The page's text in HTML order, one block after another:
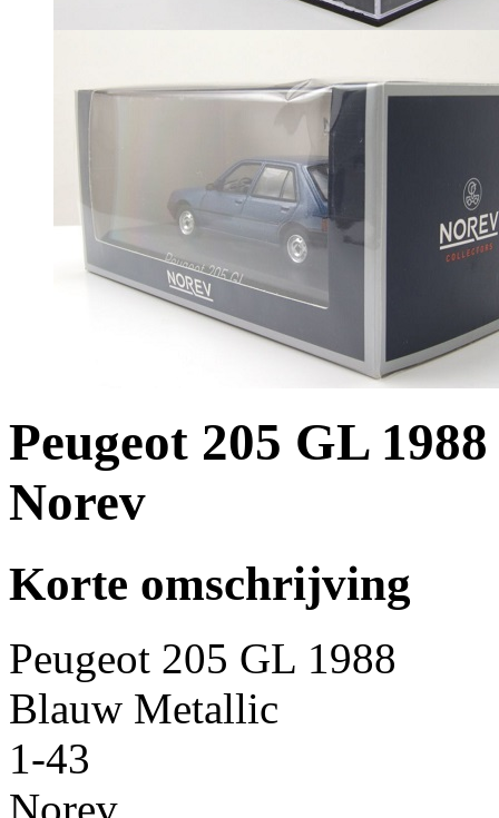
Peugeot 205 GL
Norev
Korte omschrijving
Peugeot 205 GL 1988
Blauw Metallic
1-43
Norev